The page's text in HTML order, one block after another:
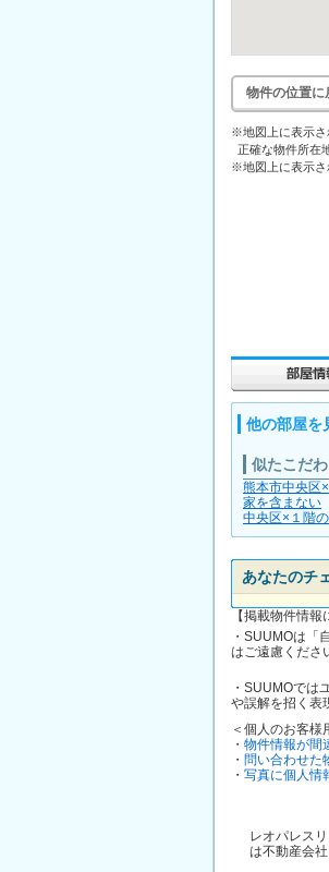
物件の位置に
※地図上に表示さ
正確な物件所在
※地図上に表示さ
他の部屋を
似たこだ
熊本市中央区
家を含まない
中央区×１階
あなたのチ
【掲載物件情報
・SUUMOは「
はご遠慮くださ
・SUUMOでは
や誤解を招く表
＜個人のお客様
・ 物件情報が間
・ 問い合わせた
・ 写真に個人情
レオパレス
は不動産会